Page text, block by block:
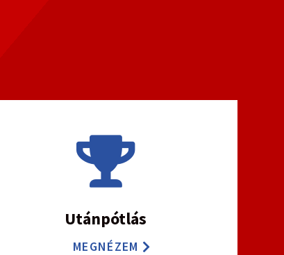

Utánpótlás
MEGNÉZEM